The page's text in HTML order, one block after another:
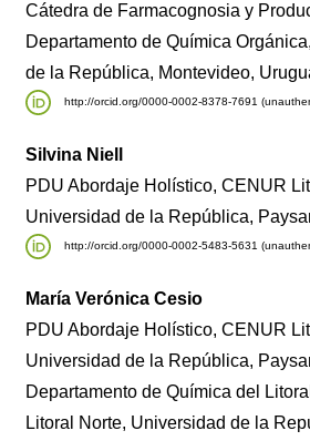
Cátedra de Farmacognosia y
Departamento de Química
de la República, Montevideo,
http://orcid.org/0000-0002-8378-7691
Silvina Niell
PDU Abordaje Holístico, CENUR
Universidad de la República,
http://orcid.org/0000-0002-5483-5631
María Verónica Cesio
PDU Abordaje Holístico, CENUR
Universidad de la República,
Departamento de Química del
Litoral Norte, Universidad de la